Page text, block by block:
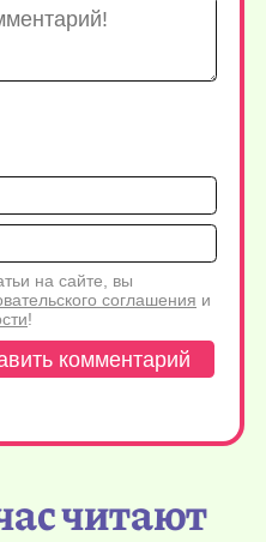
Имя*
на сайте, вы
соглашения и
!
читают